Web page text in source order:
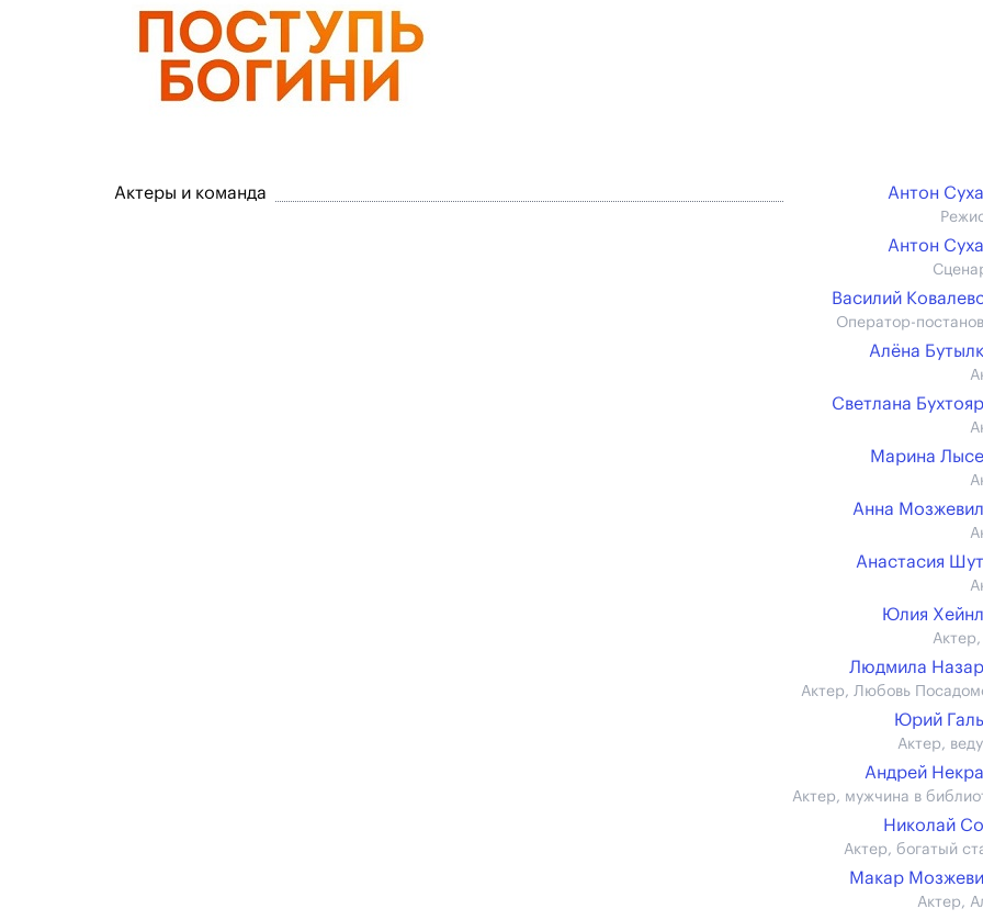
Актеры и команда Антон
Антон
Василий
Оператор-
Алёна
Светлана
Марина
Анна
Анастасия
Юлия
Людмила
Актер, Любовь
Юрий
Актер,
Андрей
Актер, мужчина в
Николай
Актер, богатый
Макар
Актер,